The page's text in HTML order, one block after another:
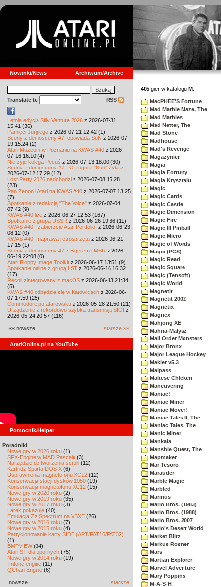
Nowinki/News Archiwum/Archive
Translate to RSS
Letnia edycja Silly Venture 2026 z 2026-07-31
15:41 (36)
Pamięci Jurgiego z 2026-07-21 12:42 (1)
Sceny z demosceny #7: opowiada SuN z 2026-07-
19 15:24 (2)
Atari Muzeum w Poznaniu na KWAS #40 z 2026-
07-16 16:10 (4)
Nie żyje kolega Pecuś z 2026-07-13 18:00 (30)
Sceny z demosceny #7 - Grzegorz "Sun" Żyła z
2026-07-12 17:29 (12)
Lost Party 2026 nadchodzi z 2026-07-08 15:28
(23)
Pan Zenon i Atari na KWAS #40 z 2026-07-07 13:25
(7)
Spotkanie z redakcją "The Voice" z 2026-07-04
07:42 (9)
KWAS #40 live z 2026-06-27 12:53 (167)
Spotkanie z grupą USSR z 2026-06-26 19:36 (11)
KWAS #40 - zabierzcie Atari Portfolio! z 2026-06-23
08:12 (0)
KWAS #40 - naprawa retrosprzętu z 2026-06-21
17:15 (1)
Sceny z demosceny #7 z Bigerem i MBR z 2026-
06-19 22:08 (0)
Atari Floppy Image Toolkit z 2026-06-17 13:51 (9)
Spotkanie online z grupą LST z 2026-06-16 16:32
(17)
Recoil zintegrowany z macOS z 2026-06-13 21:34
(5)
KWAS #40 odbędzie się w Katowicach z 2026-06-
07 17:59 (25)
Commodore po atarowsku z 2026-05-28 21:50 (21)
Urządzenie z rekordowo szybką transmisją SIO! z
2026-05-24 20:57 (116)
«« nowsze starsze »»
AtariOnline.pl na YouTube
Pomocnik/Helper
Poradniki
Nowe gry w 2026 roku (1)
SFX-Engine w MAD Pascalu (3)
Narzędzie do tworzenia scrolli (12)
Kartridż Sparta DOS X (6)
Usprawnienia magnetofonu XC12 (12)
Konserwacja stacji dysków 1050 (19)
Konserwacja magnetofonu XC12 (15)
Nowe gry w 2020 roku (2)
Nowe gry w 2019 roku (35)
Nowe gry w 2017 roku (3)
Larek pokazuje (40)
Emulacja ZX Spectrum na VBXE (26)
Nowe gry w 2016 roku (7)
Nowe gry w 2015 roku (4)
Partycjonowanie karty SIDE (APT/FAT16/FAT32)
(1)
BMPVIEW(34)
Atari ST dla opornych (75)
Nowe gry w 2014 roku (19)
Tritone engine (11)
QChan Engine (6)
nowsze starsze
405 gier w katalogu M:
MacPHEE'S Fortune
Mad Marble Maze, The
Mad Marbles
Mad Netter, The
Mad Stone
Madhouse
Mad's Revenge
Magazynier
Magia
Magia Fortuny
Magia Krysztalu
Magic
Magic Cards
Magic Castle
Magic Dimension
Magic Fire
Magic III Pinball
Magic Micro
Magic of Words
Magic (PCS)
Magic Read
Magic Square
Magic (Tensoft)
Magic World
Magnetit
Magnetit 2002
Magnetix
Magnex
Mahjong XE
Mahna-Malysz
Mail Order Monsters
Major Bronx
Major League Hockey
Makler v5.3
Malpass
Maltese Chicken
Maneuvering
Maniac!
Maniac Miner
Maniac Mover!
Maniac Tales II, The
Maniac Tales, The
Manic Miner
Mankala
Mansbie Quest, The
Mapmaker
Mar Tesoro
Marauder
Marble Magic
Marbled
Marinus
Mario Bros. (1983)
Mario Bros. (1988)
Mario Bros. 2007
Mario's Desert World
Market Blitz
Markus Rosner
Mars
Martian Explorer
Marvel Adventure
Mary Poppins
M-A-S-H